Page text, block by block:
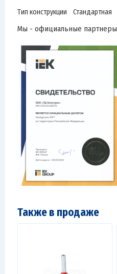
Тип конструкции Стандартная
Мы - официальные партнеры
Также в продаже